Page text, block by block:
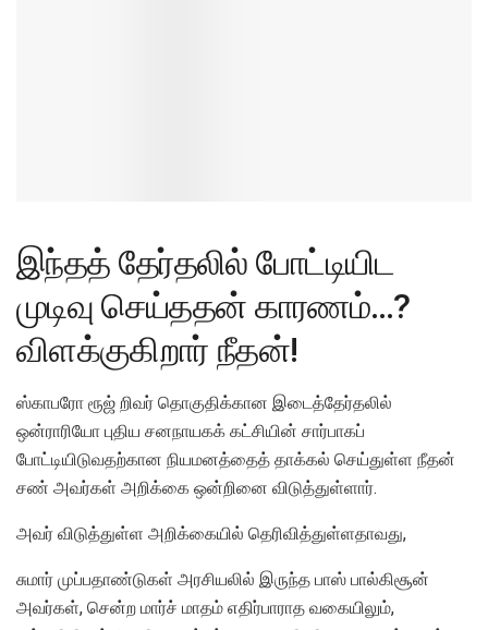
இந்தத் தேர்தலில் போட்டியிட
முடிவு செய்ததன் காரணம்…?
விளக்குகிறார் நீதன்!
ஸ்காபரோ ரூஜ் றிவர் தொகுதிக்கான இடைத்தேர்தலில்
ஒன்ராரியோ புதிய சனநாயகக் கட்சியின் சார்பாகப்
போட்டியிடுவதற்கான நியமனத்தைத் தாக்கல் செய்துள்ள நீதன்
சண் அவர்கள் அறிக்கை ஒன்றினை விடுத்துள்ளார்.
அவர் விடுத்துள்ள அறிக்கையில் தெரிவித்துள்ளதாவது,
சுமார் முப்பதாண்டுகள் அரசியலில் இருந்த பாஸ் பால்கிசூன்
அவர்கள், சென்ற மார்ச் மாதம் எதிர்பாராத வகையிலும்,